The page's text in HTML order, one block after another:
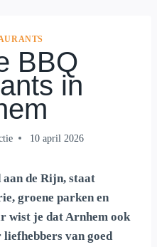
BBQ
in
10 april 2026
aan de Rijn, staat
groene parken en
wist je dat Arnhem ook
van goed